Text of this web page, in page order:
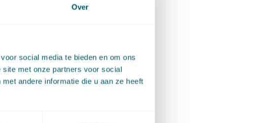
Over
social media te bieden en om ons
met onze partners voor social
andere informatie die u aan ze heeft
focus uit naar
het
achtergrond
kantoren